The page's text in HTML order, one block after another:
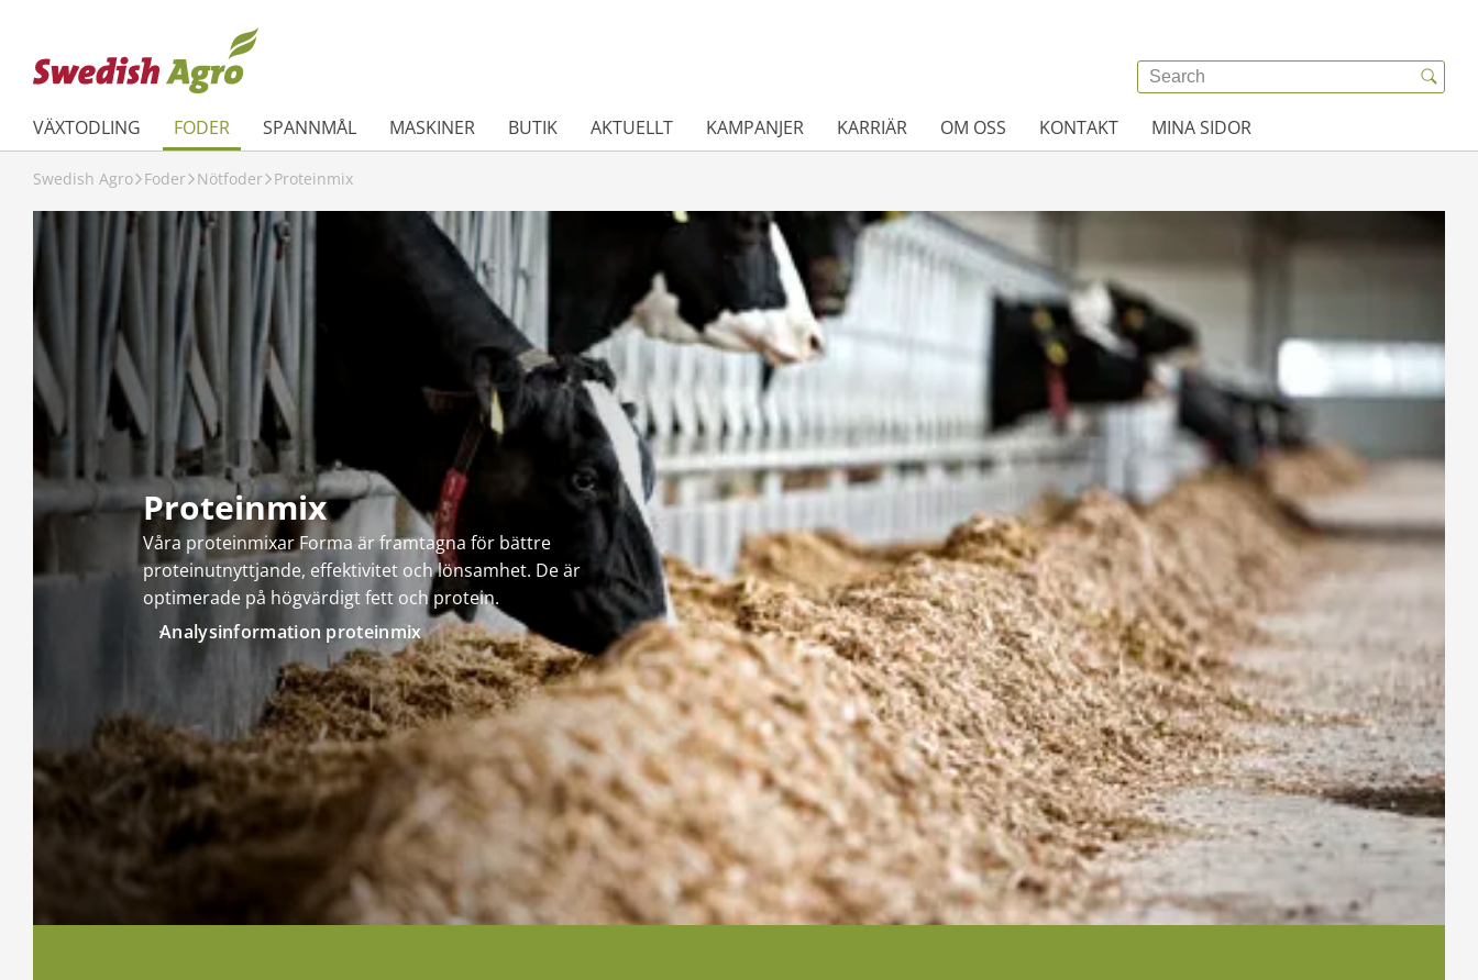
VÄXTODLING FODER SPANNMÅL MASKINER BUTIK AKTUELLT KAMPANJER KARRIÄR OM OSS KONTAKT MINA SIDOR
Swedish Agro Foder Nötfoder Proteinmix
Proteinmix
Våra proteinmixar Forma är framtagna för bättre
proteinutnyttjande, effektivitet och lönsamhet. De är
optimerade på högvärdigt fett och protein.
Analysinformation proteinmix